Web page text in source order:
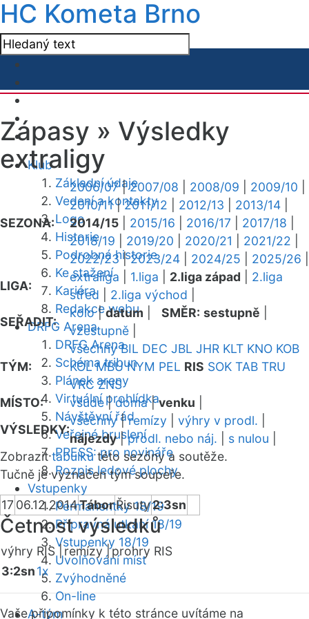
HC Kometa Brno
Klub
Základní údaje
Vedení a kontakty
Logo
Historie
Podrobná historie
Ke stažení
Kariéra
Redakce webu
DRFG Arena
DRFG Arena
Schéma tribun
Plánek areny
Virtuální prohlídka
Návštěvní řád
Veřejné bruslení
PRESS: pro novináře
Rozpis ledové plochy
Vstupenky
Permanentky 18/19
Přípravná utkání 18/19
Vstupenky 18/19
Uvolňování míst
Zvýhodněné
On-line
A-tým
Zápasy » Výsledky
extraligy
SEZONA:
2006/07|2007/08 2008/09 2009/10
2010/11|2011/12 2012/13 2013/14
2014/15
2015/16 2016/17 2017/18
2018/19
2019/20 2020/21 2021/22
2022/23|2023/24 2024/25 2025/26
LIGA:
extraliga 1.liga 2.liga západ
2.liga
střed
2.liga východ
SEŘADIT:
kolo|datum SMĚR: sestupně
vzestupně
TÝM:
všechny BIL DEC JBL JHR KLT KNO KOB
KOL MBU NYM PEL RIS SOK TAB TRU
VRC ZNS
MÍSTO:
všude|doma|venku
VÝSLEDKY:
všechny|remízy výhry v prodl.
nájezdy|prodl. nebo náj. s nulou
Zobrazittabulkutéto sezóny a soutěže.
Tučně je vyznačen tým soupeře.
17 06.12.2014TáborŘisuty2:3sn
Četnost výsledků
výhry RIS | remízy |prohry RIS
3:2sn1x
Vaše připomínky k této stránce uvítáme na